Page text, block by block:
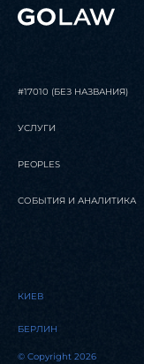
#17010 (БЕЗ НАЗВАНИЯ)
УСЛУГИ
PEOPLES
СОБЫТИЯ И АНАЛИТИКА
КИЕВ
БЕРЛИН
© Copyright 2026